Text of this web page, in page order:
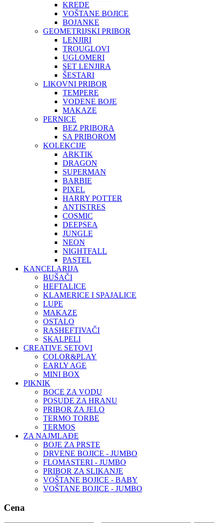
KREDE
VOŠTANE BOJICE
BOJANKE
GEOMETRIJSKI PRIBOR
LENJIRI
TROUGLOVI
UGLOMERI
SET LENJIRA
ŠESTARI
LIKOVNI PRIBOR
TEMPERE
VODENE BOJE
MAKAZE
PERNICE
BEZ PRIBORA
SA PRIBOROM
KOLEKCIJE
ARKTIK
DRAGON
SUPERMAN
BARBIE
PIXEL
HARRY POTTER
ANTISTRES
COSMIC
DEEPSEA
JUNGLE
NEON
NIGHTFALL
PASTEL
KANCELARIJA
BUŠAČI
HEFTALICE
KLAMERICE I SPAJALICE
LUPE
MAKAZE
OSTALO
RASHEFTIVAČI
SKALPELI
CREATIVE SETOVI
COLOR&PLAY
EARLY AGE
MINI BOX
PIKNIK
BOCE ZA VODU
POSUDE ZA HRANU
PRIBOR ZA JELO
TERMO TORBE
TERMOS
ZA NAJMLAĐE
BOJE ZA PRSTE
DRVENE BOJICE - JUMBO
FLOMASTERI - JUMBO
PRIBOR ZA SLIKANJE
VOŠTANE BOJICE - BABY
VOŠTANE BOJICE - JUMBO
Cena